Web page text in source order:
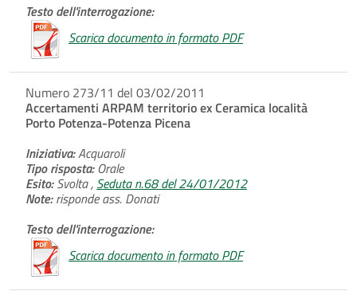
Testo dell'interrogazione:
Scarica documento in formato PDF
Numero 273/11 del 03/02/2011
Accertamenti ARPAM territorio ex Ceramica località
Porto Potenza-Potenza Picena
Iniziativa:Acquaroli
Tipo risposta:Orale
Esito:Svolta , Seduta n.68 del 24/01/2012
Note:risponde ass. Donati
Testo dell'interrogazione:
Scarica documento in formato PDF